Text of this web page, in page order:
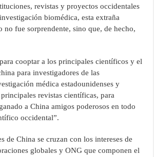
revistas y proyectos occidentales
biomédica, esta extraña
no fue sorprendente, sino que, de hecho,
cooptar a los principales científicos y el
para investigadores de las
médica estadounidenses y
revistas científicas, para
a China amigos poderosos en todo
occidental”.
de China se cruzan con los intereses de
globales y ONG que componen el